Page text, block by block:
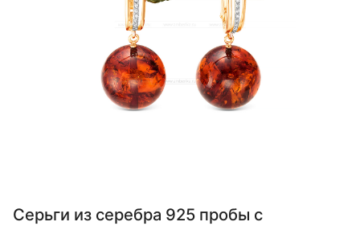
Серьги из серебра 925 пробы с